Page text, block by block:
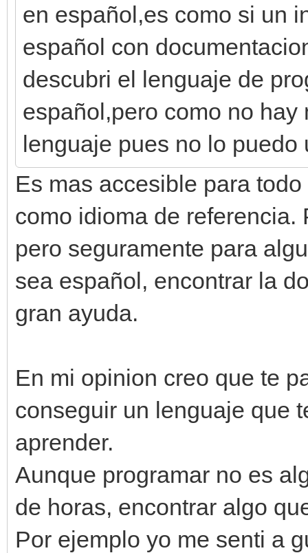
en español,es como si un
español con
descubri el lenguaje de
español,pero como no
lenguaje pues no lo puedo
Es mas accesible para
como idioma de
pero seguramente para
sea español, encontrar la
gran ayuda.
En mi opinion creo que te
conseguir un lenguaje que
aprender.
Aunque programar no es
de horas, encontrar algo
Por ejemplo yo me senti a